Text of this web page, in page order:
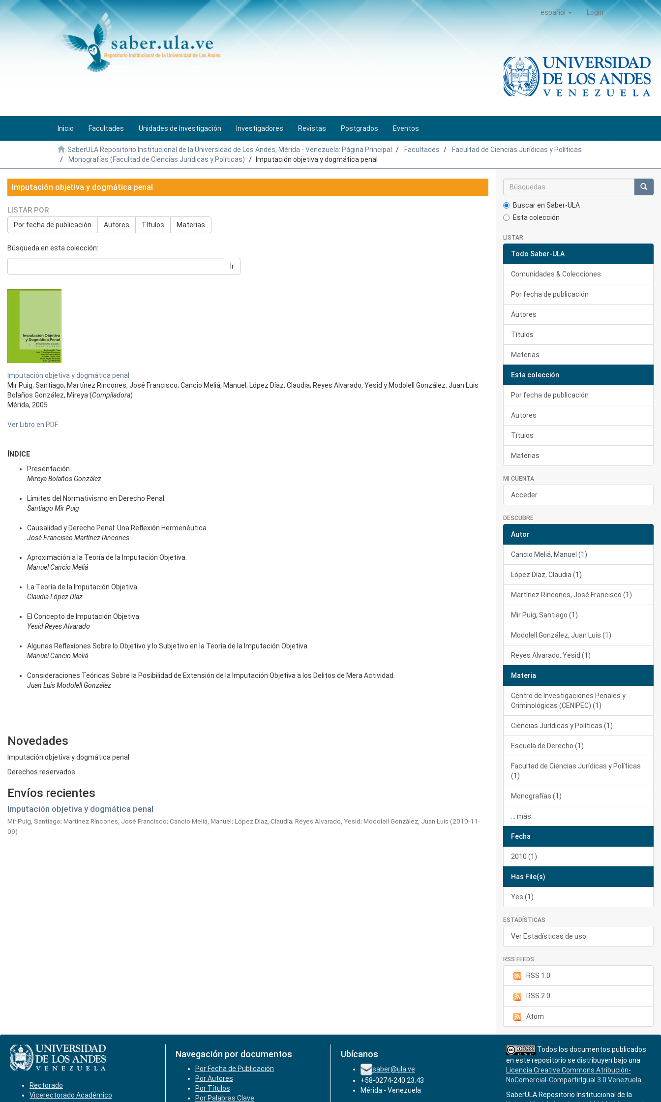
español Login
Inicio Facultades Unidades de Investigación Investigadores Revistas Postgrados Eventos
SaberULA Repositorio Institucional de la Universidad de Los Andes, Mérida - Venezuela: Página Principal Facultades
Facultad de Ciencias Jurídicas y Políticas
Monografías (Facultad de Ciencias Jurídicas y Políticas)
Imputación objetiva y dogmática penal
Imputación objetiva y dogmática penal
LISTAR POR
Por fecha de publicación Autores Títulos Materias
Búsqueda en esta colección:
Ir
Imputación objetiva y dogmática penal.
Mir Puig, Santiago; Martínez Rincones, José Francisco; Cancio Meliá, Manuel; López Díaz, Claudia; Reyes Alvarado, Yesid y Modolell González, Juan Luis
Bolaños González, Mireya (Compiladora)
Mérida, 2005
Ver Libro en PDF
ÍNDICE
Presentación.
Mireya Bolaños González
Límites del Normativismo en Derecho Penal.
Santiago Mir Puig
Causalidad y Derecho Penal: Una Reflexión Hermenéutica.
José Francisco Martínez Rincones
Aproximación a la Teoría de la Imputación Objetiva.
Manuel Cancio Meliá
La Teoría de la Imputación Objetiva.
Claudia López Díaz
El Concepto de Imputación Objetiva.
Yesid Reyes Alvarado
Algunas Reflexiones Sobre lo Objetivo y lo Subjetivo en la Teoría de la Imputación Objetiva.
Manuel Cancio Meliá
Consideraciones Teóricas Sobre la Posibilidad de Extensión de la Imputación Objetiva a los Delitos de Mera Actividad.
Juan Luis Modolell González
Novedades
Imputación objetiva y dogmática penal
Derechos reservados
Envíos recientes
Imputación objetiva y dogmática penal
Mir Puig, Santiago; Martínez Rincones, José Francisco; Cancio Meliá, Manuel; López Díaz, Claudia; Reyes Alvarado, Yesid; Modolell González, Juan Luis (2010-11-
09)
Buscar en Saber-ULA
Esta colección
LISTAR
Todo Saber-ULA
Comunidades & Colecciones
Por fecha de publicación
Autores
Títulos
Materias
Esta colección
Por fecha de publicación
Autores
Títulos
Materias
MI CUENTA
Acceder
DESCUBRE
Autor
Cancio Meliá, Manuel (1)
López Díaz, Claudia (1)
Martínez Rincones, José Francisco (1)
Mir Puig, Santiago (1)
Modolell González, Juan Luis (1)
Reyes Alvarado, Yesid (1)
Materia
Centro de Investigaciones Penales y
Criminológicas (CENIPEC) (1)
Ciencias Jurídicas y Políticas (1)
Escuela de Derecho (1)
Facultad de Ciencias Jurídicas y Políticas
(1)
Monografías (1)
... más
Fecha
2010 (1)
Has File(s)
Yes (1)
ESTADÍSTICAS
Ver Estadísticas de uso
RSS FEEDS
RSS 1.0
RSS 2.0
Atom
Rectorado
Vicerectorado Académico
Navegación por documentos
Por Fecha de Publicación
Por Autores
Por Títulos
Por Palabras Clave
Ubícanos
saber@ula.ve
+58-0274-240.23.43
Mérida - Venezuela
Todos los documentos publicados
en este repositorio se distribuyen bajo una
Licencia Creative Commons Atribución-
NoComercial-CompartirIgual 3.0 Venezuela
SaberULA Repositorio Institucional de la